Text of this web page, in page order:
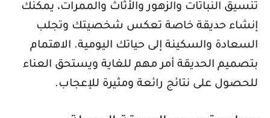
تنسيق النباتات والزهور والأثاث والممرات، يمكنك
إنشاء حديقة خاصة تعكس شخصيتك وتجلب
السعادة والسكينة إلى حياتك اليومية. الاهتمام
بتصميم الحديقة أمر مهم للغاية ويستحق العناء
للحصول على نتائج رائعة ومثيرة للإعجاب.